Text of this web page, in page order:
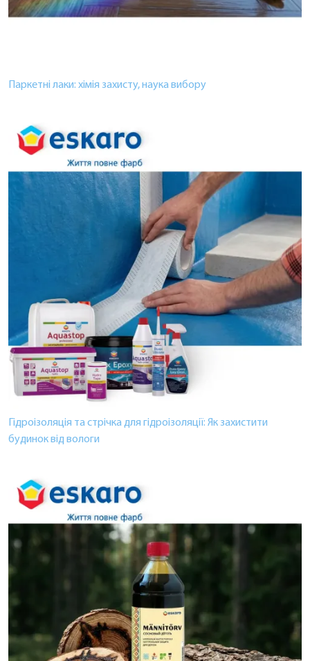
Паркетні лаки: хімія захисту, наука вибору
Гідроізоляція та стрічка для гідроізоляції: Як захистити
будинок від вологи